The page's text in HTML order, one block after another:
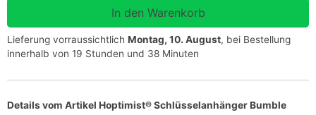
Lieferung vorraussichtlich Montag, 10. August, bei Bestellung
innerhalb von 19 Stunden und 38 Minuten
Details vom Artikel Hoptimist® Schlüsselanhänger Bumble